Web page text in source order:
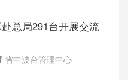
总局291台开展交流
省中波台管理中心